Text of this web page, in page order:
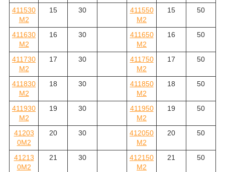
411530
M2
15 30
411550
M2
15 50
411630
M2
16 30
411650
M2
16 50
411730
M2
17 30
411750
M2
17 50
411830
M2
18 30
411850
M2
18 50
411930
M2
19 30
411950
M2
19 50
41203
0M2
20 30
412050
M2
20 50
41213
0M2
21 30
412150
M2
21 50